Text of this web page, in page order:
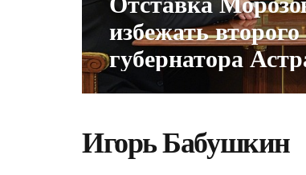
избежать
губернатора
Игорь Бабушкин